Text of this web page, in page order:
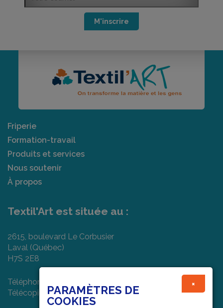
M'inscrire
Friperie
Formation-travail
Produits et services
Nous soutenir
À propos
Textil'Art est située au :
2615, boulevard Le Corbusier
Laval (Québec)
H7S 2E8
Téléphone : (450) 682-7474
Télécopieur : (450) 978-1022
×
PARAMÈTRES DE
COOKIES